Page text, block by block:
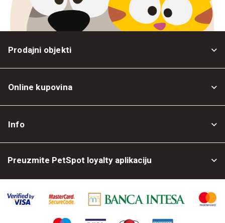
Prodajni objekti
Online kupovina
Info
Preuzmite PetSpot loyalty aplikaciju